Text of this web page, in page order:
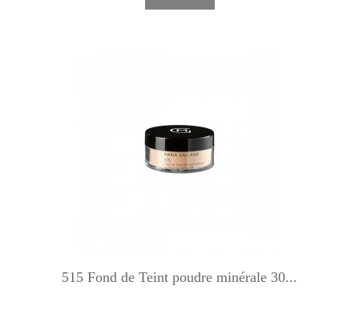
515 Fond de Teint poudre minérale 30...